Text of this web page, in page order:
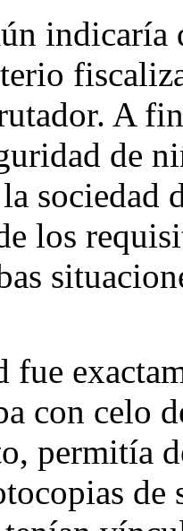
indicaría
A
de
sociedad
los
fue
con celo
permitía
de